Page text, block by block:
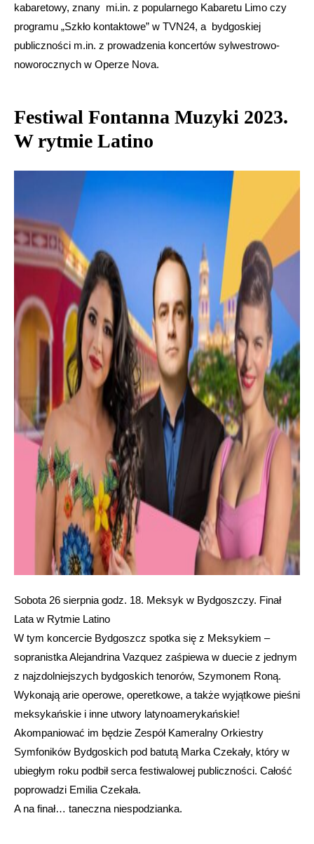
kabaretowy, znany mi.in. z popularnego Kabaretu Limo czy
programu „Szkło kontaktowe” w TVN24, a bydgoskiej
publiczności m.in. z prowadzenia koncertów sylwestrowo-
noworocznych w Operze Nova.
Festiwal Fontanna Muzyki 2023.
W rytmie Latino
Sobota 26 sierpnia godz. 18. Meksyk w Bydgoszczy. Finał
Lata w Rytmie Latino
W tym koncercie Bydgoszcz spotka się z Meksykiem –
sopranistka Alejandrina Vazquez zaśpiewa w duecie z jednym
z najzdolniejszych bydgoskich tenorów, Szymonem Roną.
Wykonają arie operowe, operetkowe, a także wyjątkowe pieśni
meksykańskie i inne utwory latynoamerykańskie!
Akompaniować im będzie Zespół Kameralny Orkiestry
Symfoników Bydgoskich pod batutą Marka Czekały, który w
ubiegłym roku podbił serca festiwalowej publiczności. Całość
poprowadzi Emilia Czekała.
A na finał… taneczna niespodzianka.